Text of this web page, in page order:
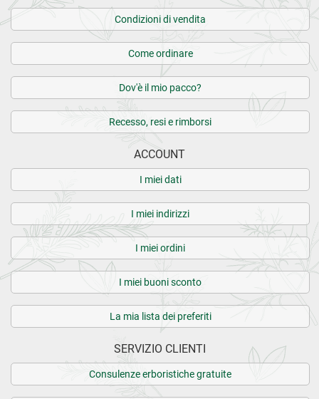
12 recensioni verificate daeKomi
Condizioni di vendita
Come ordinare
Dov'è il mio pacco?
Recesso, resi e rimborsi
ACCOUNT
I miei dati
I miei indirizzi
I miei ordini
I miei buoni sconto
La mia lista dei preferiti
SERVIZIO CLIENTI
Consulenze erboristiche gratuite